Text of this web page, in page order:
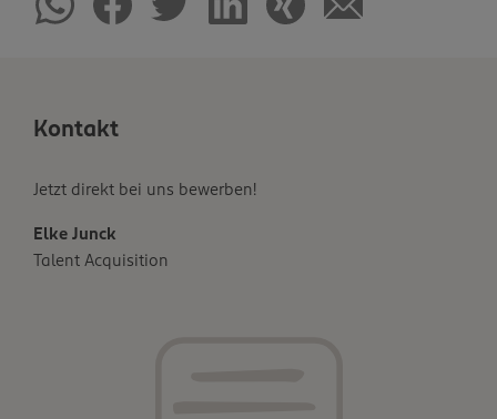
Kontakt
Jetzt direkt bei uns bewerben!
Elke Junck
Talent Acquisition